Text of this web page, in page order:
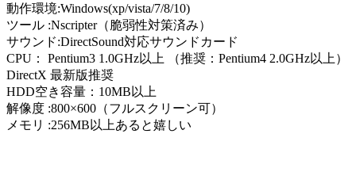
動作環境:Windows(xp/vista/7/8/10)
ツール :Nscripter（脆弱性対策済み）
サウンド:DirectSound対応サウンドカード
CPU： Pentium3 1.0GHz以上 （推奨：Pentium4 2.0GHz以上）
DirectX 最新版推奨
HDD空き容量：10MB以上
解像度 :800×600（フルスクリーン可）
メモリ :256MB以上あると嬉しい